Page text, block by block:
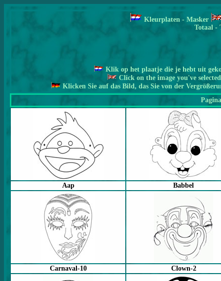
Kleurplaten - Masker
Totaal -
Klik op het plaatje die je hebt uit
Click on the image you've
Klicken Sie auf das Bild, das Sie von der
Aap Babbel
Carnaval-10 Clown-2